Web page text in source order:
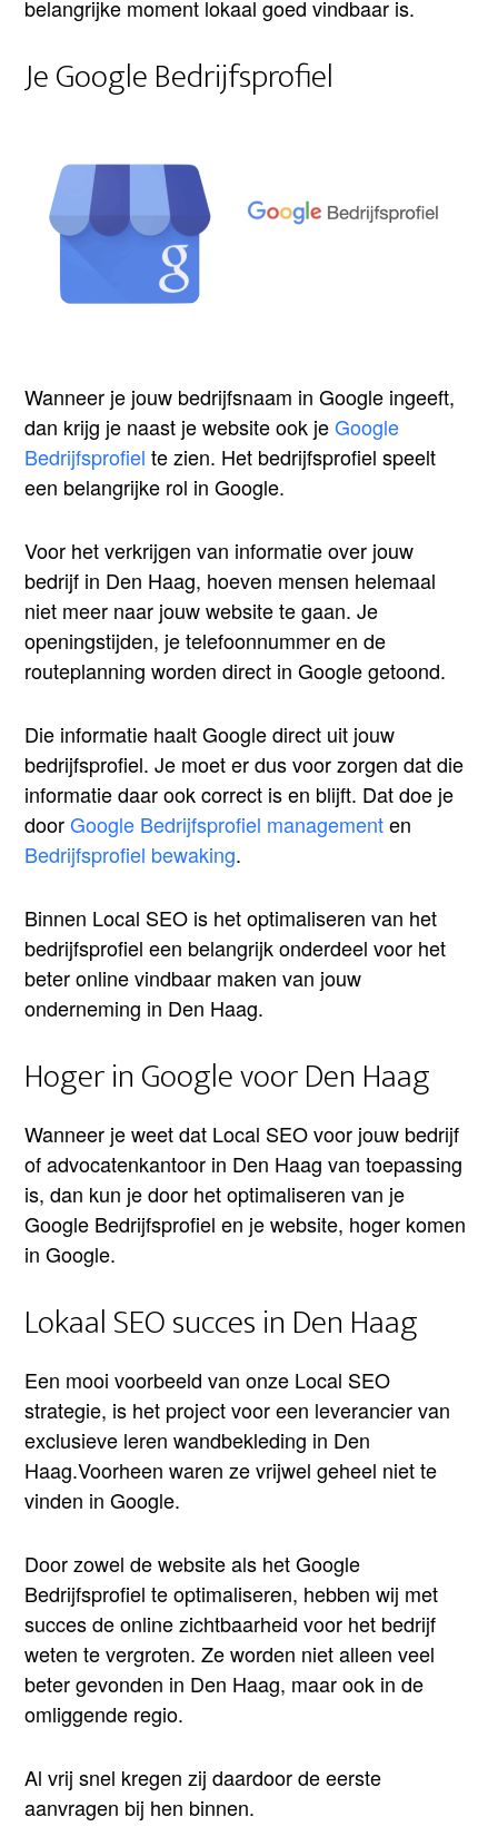
belangrijke moment lokaal goed vindbaar is.
Je Google Bedrijfsprofiel
Wanneer je jouw bedrijfsnaam in Google ingeeft,
dan krijg je naast je website ook jeGoogle
Bedrijfsprofiel te zien. Het bedrijfsprofiel speelt
een belangrijke rol in Google.
Voor het verkrijgen van informatie over jouw
bedrijf in Den Haag, hoeven mensen helemaal
niet meer naar jouw website te gaan. Je
openingstijden, je telefoonnummer en de
routeplanning worden direct in Google getoond.
Die informatie haalt Google direct uit jouw
bedrijfsprofiel. Je moet er dus voor zorgen dat die
informatie daar ook correct is en blijft. Dat doe je
doorGoogle Bedrijfsprofiel managementen
Bedrijfsprofiel bewaking.
Binnen Local SEO is het optimaliseren van het
bedrijfsprofiel een belangrijk onderdeel voor het
beter online vindbaar maken van jouw
onderneming in Den Haag.
Hoger in Google voor Den Haag
Wanneer je weet dat Local SEO voor jouw bedrijf
of advocatenkantoor in Den Haag van toepassing
is, dan kun je door het optimaliseren van je
Google Bedrijfsprofiel en je website, hoger komen
in Google.
Lokaal SEO succes in Den Haag
Een mooi voorbeeld van onze Local SEO
strategie, is het project voor een leverancier van
exclusieve leren wandbekleding in Den
Haag.Voorheen waren ze vrijwel geheel niet te
vinden in Google.
Door zowel de website als het Google
Bedrijfsprofiel te optimaliseren, hebben wij met
succes de online zichtbaarheid voor het bedrijf
weten te vergroten. Ze worden niet alleen veel
beter gevonden in Den Haag, maar ook in de
omliggende regio.
Al vrij snel kregen zij daardoor de eerste
aanvragen bij hen binnen.